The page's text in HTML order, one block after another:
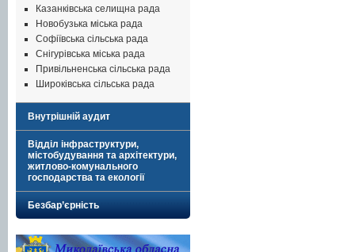
Казанківська селищна рада
Новобузька міська рада
Софіївська сільська рада
Снігурівська міська рада
Привільненська сільська рада
Широківська сільська рада
Внутрішній аудит
Відділ інфраструктури,
містобудування та архітектури,
житлово-комунального
господарства та екології
Безбар’єрність